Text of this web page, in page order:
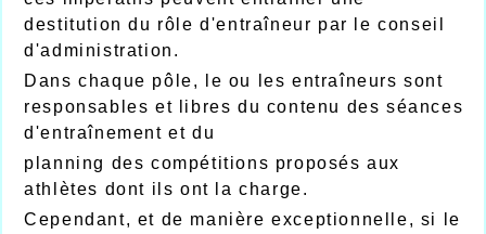
destitution du rôle d'entraîneur par le conseil
d'administration.
Dans chaque pôle, le ou les entraîneurs sont
responsables et libres du contenu des séances
d'entraînement et du
planning des compétitions proposés aux
athlètes dont ils ont la charge.
Cependant, et de manière exceptionnelle, si le